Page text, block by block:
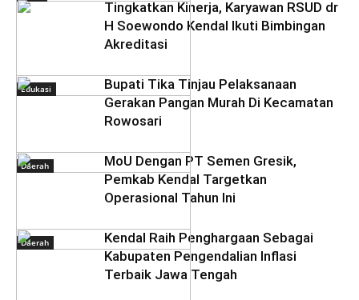
Edukasi
Daerah
Tingkatkan Kinerja, Karyawan RSUD dr
H Soewondo Kendal Ikuti Bimbingan
Akreditasi
Daerah
Bupati Tika Tinjau Pelaksanaan
Gerakan Pangan Murah Di Kecamatan
Rowosari
MoU Dengan PT Semen Gresik,
Pemkab Kendal Targetkan
Operasional Tahun Ini
Kendal Raih Penghargaan Sebagai
Kabupaten Pengendalian Inflasi
Terbaik Jawa Tengah